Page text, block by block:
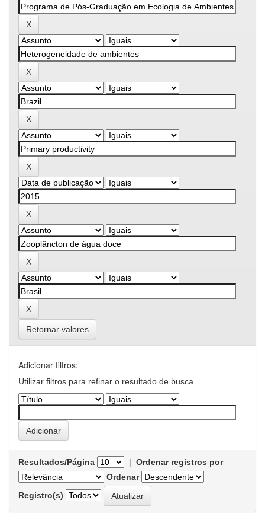
Retornar valores
Adicionar filtros:
Utilizar filtros para refinar o resultado de busca.
Resultados/Página | Ordenar registros por
Ordenar
Registro(s)